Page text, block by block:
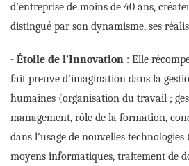
d’entreprise de moins de 40 ans,
distingué par son dynamisme, ses
- Étoile de l’Innovation : Elle
fait preuve d’imagination dans la
humaines (organisation du travail ;
management, rôle de la formation,
dans l’usage de nouvelles
moyens informatiques, traitement de